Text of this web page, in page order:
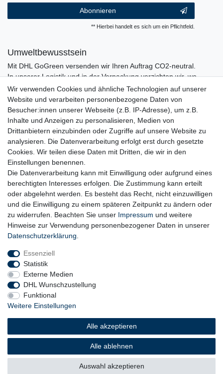
Abonnieren
** Hierbei handelt es sich um ein Pflichtfeld.
Umweltbewusstsein
Mit DHL GoGreen versenden wir Ihren Auftrag CO2-neutral.
In unserer Logistik und in der Verpackung verzichten wir, wo
immer es möglich ist, auf den Einsatz von Kunststoffen und
Plastik.
Widerrufs­recht
Daten­schutz­erklärung AGB Barrierefreiheitserklärung
Wir verwenden Cookies und ähnliche Technologien auf unserer
Website und verarbeiten personenbezogene Daten von
Besucher:innen unserer Webseite (z.B. IP-Adresse), um z.B.
Inhalte und Anzeigen zu personalisieren, Medien von
Drittanbietern einzubinden oder Zugriffe auf unsere Website zu
analysieren. Die Datenverarbeitung erfolgt erst durch gesetzte
Cookies. Wir teilen diese Daten mit Dritten, die wir in den
Einstellungen benennen.
Die Datenverarbeitung kann mit Einwilligung oder aufgrund eines
berechtigten Interesses erfolgen. Die Zustimmung kann erteilt
oder abgelehnt werden. Es besteht das Recht, nicht einzuwilligen
und die Einwilligung zu einem späteren Zeitpunkt zu ändern oder
zu widerrufen. Beachten Sie unser Impressum und weitere
Hinweise zur Verwendung personenbezogener Daten in unserer
Daten­schutz­erklärung
Essenziell
Statistik
Externe Medien
DHL Wunschzustellung
Funktional
Weitere Einstellungen
Alle akzeptieren
Alle ablehnen
Auswahl akzeptieren